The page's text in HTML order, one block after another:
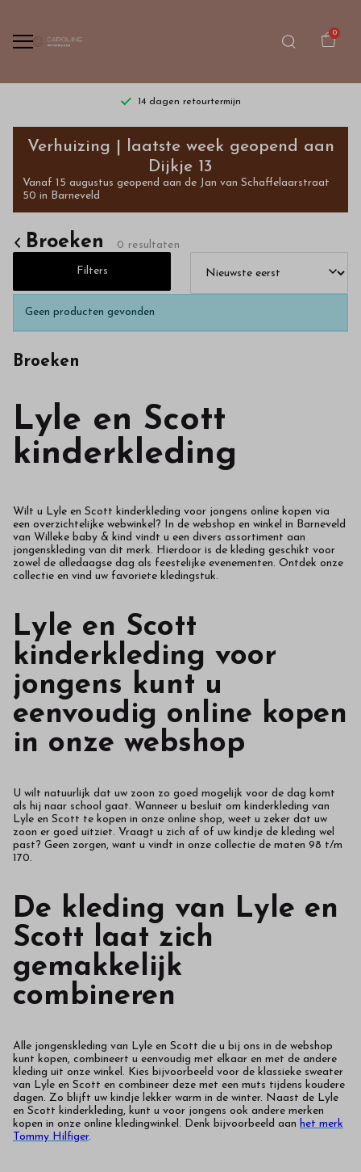
0
14 dagen retourtermijn
Broeken
Bestel
kinderkleding
hoge
kwaliteit
in
onze
webshop
Verhuizing | laatste week geopend aan
Dijkje 13
Vanaf 15 augustus geopend aan de Jan van Schaffelaarstraat
50 in Barneveld
Broeken 0 resultaten
Filters
Geen producten gevonden
Broeken
Lyle en Scott
kinderkleding
Wilt u Lyle en Scott kinderkleding voor jongens online kopen via
een overzichtelijke webwinkel? In de webshop en winkel in Barneveld
van Willeke baby & kind vindt u een divers assortiment aan
jongenskleding van dit merk. Hierdoor is de kleding geschikt voor
zowel de alledaagse dag als feestelijke evenementen. Ontdek onze
collectie en vind uw favoriete kledingstuk.
Lyle en Scott
kinderkleding voor
jongens kunt u
eenvoudig online kopen
in onze webshop
U wilt natuurlijk dat uw zoon zo goed mogelijk voor de dag komt
als hij naar school gaat. Wanneer u besluit om kinderkleding van
Lyle en Scott te kopen in onze online shop, weet u zeker dat uw
zoon er goed uitziet. Vraagt u zich af of uw kindje de kleding wel
past? Geen zorgen, want u vindt in onze collectie de maten 98 t/m
170.
De kleding van Lyle en
Scott laat zich
gemakkelijk
combineren
Alle jongenskleding van Lyle en Scott die u bij ons in de webshop
kunt kopen, combineert u eenvoudig met elkaar en met de andere
kleding uit onze winkel. Kies bijvoorbeeld voor de klassieke sweater
van Lyle en Scott en combineer deze met een muts tijdens koudere
dagen. Zo blijft uw kindje lekker warm in de winter. Naast de Lyle
en Scott kinderkleding, kunt u voor jongens ook andere merken
kopen in onze online kledingwinkel. Denk bijvoorbeeld aan het merk
Tommy Hilfiger.